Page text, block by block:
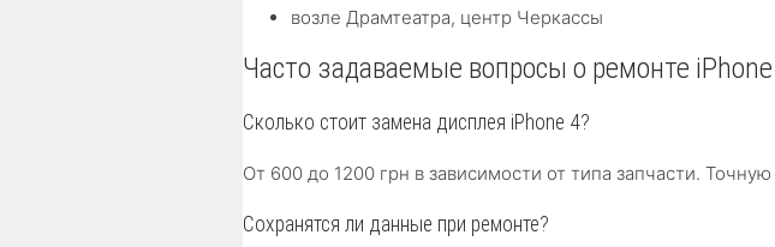
возле Драмтеатра, центр Черкассы
Часто задаваемые вопросы о ремонте
Сколько стоит замена дисплея iPhone 4?
От 600 до 1200 грн в зависимости от типа запчасти.
Сохранятся ли данные при ремонте?